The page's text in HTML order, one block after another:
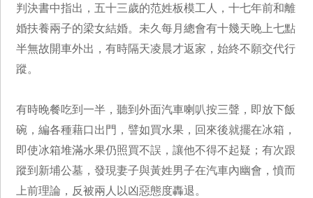
判決書中指出，五十三歲的范姓板模工人，十七年前和離
婚扶養兩子的梁女結婚。未久每月總會有十幾天晚上七點
半無故開車外出，有時隔天凌晨才返家，始終不願交代行
蹤。
有時晚餐吃到一半，聽到外面汽車喇叭按三聲，即放下飯
碗，編各種藉口出門，譬如買水果，回來後就擺在冰箱，
即使冰箱堆滿水果仍照買不誤，讓他不得不起疑；有次跟
蹤到新埔公墓，發現妻子與黃姓男子在汽車內幽會，憤而
上前理論，反被兩人以凶惡態度轟退。